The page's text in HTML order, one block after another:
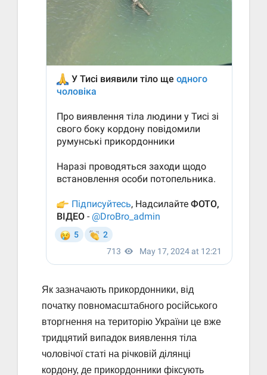
Як зазначають прикордонники, від
початку повномасштабного російського
вторгнення на територію України це вже
тридцятий випадок виявлення тіла
чоловічої статі на річковій ділянці
кордону, де прикордонники фіксують